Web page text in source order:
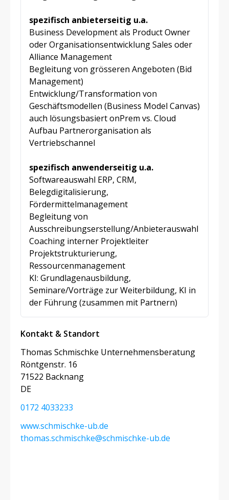
spezifisch anbieterseitig u.a.
Business Development als Product Owner
oder Organisationsentwicklung Sales oder
Alliance Management
Begleitung von grösseren Angeboten (Bid
Management)
Entwicklung/Transformation von
Geschäftsmodellen (Business Model Canvas)
auch lösungsbasiert onPrem vs. Cloud
Aufbau Partnerorganisation als
Vertriebschannel
spezifisch anwenderseitig u.a.
Softwareauswahl ERP, CRM,
Belegdigitalisierung,
Fördermittelmanagement
Begleitung von
Ausschreibungserstellung/Anbieterauswahl
Coaching interner Projektleiter
Projektstrukturierung,
Ressourcenmanagement
KI: Grundlagenausbildung,
Seminare/Vorträge zur Weiterbildung, KI in
der Führung (zusammen mit Partnern)
Kontakt & Standort
Thomas Schmischke Unternehmensberatung
Röntgenstr. 16
71522 Backnang
DE
0172 4033233
www.schmischke-ub.de
thomas.schmischke@schmischke-ub.de